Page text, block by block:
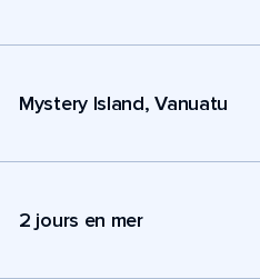
Mystery Island, Vanuatu
2 jours en mer